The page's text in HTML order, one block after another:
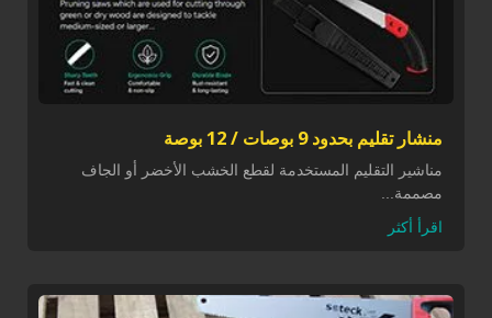
منشار تقليم بحدود 9 بوصات / 12 بوصة
مناشير التقليم المستخدمة لقطع الخشب الأخضر أو الجاف
مصممة...
اقرأ أكثر